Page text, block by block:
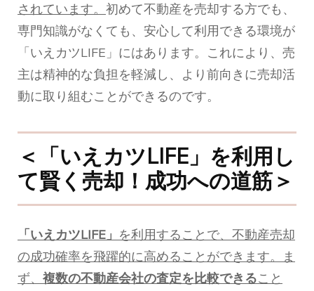
されています。 初めて不動産を売却する方でも、
専門知識がなくても、安心して利用できる環境が
「いえカツLIFE」にはあります。これにより、売
主は精神的な負担を軽減し、より前向きに売却活
動に取り組むことができるのです。
＜「いえカツLIFE」を利用し
て賢く売却！成功への道筋＞
「いえカツLIFE」 を利用することで、不動産売却
の成功確率を飛躍的に高めることができます。ま
ず、 複数の不動産会社の査定を比較できること